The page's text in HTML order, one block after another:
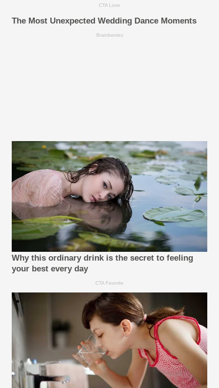
CTA Love
The Most Unexpected Wedding Dance Moments
Brainberries
Why this ordinary drink is the secret to feeling
your best every day
CTA Favorite